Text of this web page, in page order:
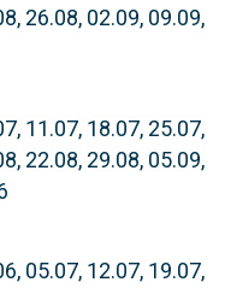
26.08, 02.09, 09.09,
11.07, 18.07, 25.07,
22.08, 29.08, 05.09,
05.07, 12.07, 19.07,